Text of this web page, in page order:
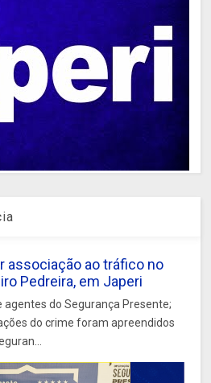
associação ao tráfico no
Pedreira, em Japeri
do Segurança Presente;
do crime foram apreendidos